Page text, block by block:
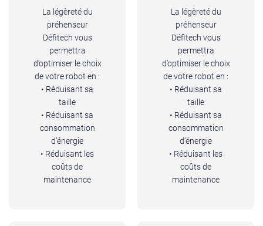
La légèreté du
préhenseur
Défitech vous
permettra
d’optimiser le choix
de votre robot en :
• Réduisant sa
taille
• Réduisant sa
consommation
d’énergie
• Réduisant les
coûts de
maintenance
La légèreté du
préhenseur
Défitech vous
permettra
d’optimiser le choix
de votre robot en :
• Réduisant sa
taille
• Réduisant sa
consommation
d’énergie
• Réduisant les
coûts de
maintenance